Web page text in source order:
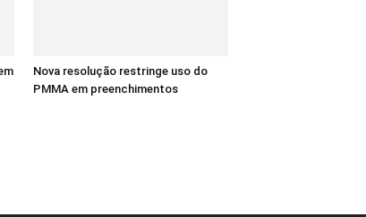
Nova resolução restringe uso do
PMMA em preenchimentos